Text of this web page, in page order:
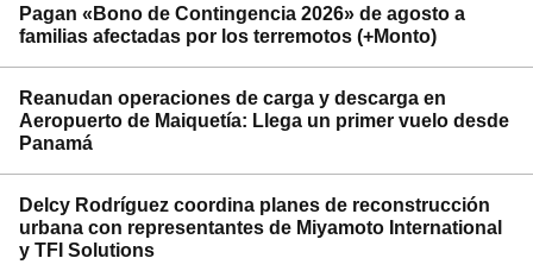
Pagan «Bono de Contingencia 2026» de agosto a
familias afectadas por los terremotos (+Monto)
Reanudan operaciones de carga y descarga en
Aeropuerto de Maiquetía: Llega un primer vuelo desde
Panamá
Delcy Rodríguez coordina planes de reconstrucción
urbana con representantes de Miyamoto International
y TFI Solutions